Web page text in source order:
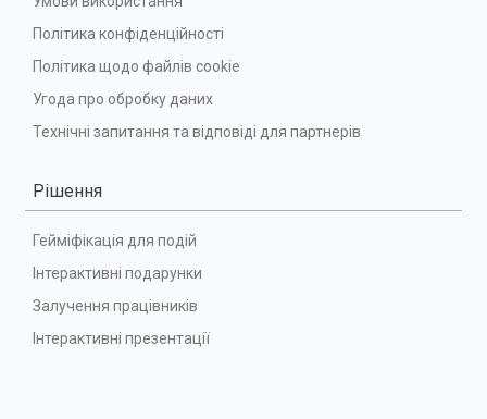
Політика конфіденційності
Політика щодо файлів cookie
Угода про обробку даних
Технічні запитання та відповіді для партнерів
Рішення
Гейміфікація для подій
Інтерактивні подарунки
Залучення працівників
Інтерактивні презентації